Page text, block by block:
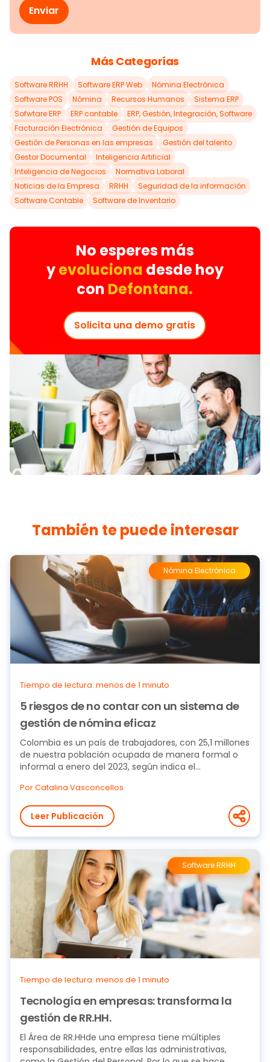
Más Categorías
Software RRHH Software ERP Web
Nómina Electrónica
Software POS
Nómina Recursos Humanos
Sistema ERP
Sofwtare ERP
ERP contable
ERP, Gestión, Integración, Software
Facturación Electrónica
Gestión de Equipos
Gestión de Personas en las empresas
Gestión del talento
Gestor Documental
Inteligencia Artificial
Inteligencia de Negocios
Normativa Laboral
Noticias de la Empresa
RRHH
Seguridad de la información
Software Contable
Software de Inventario
No esperes más
yevoluciona desde hoy
con Defontana.
Solicita una demo gratis
También te puede interesar
Nómina Electrónica
Tiempo de lectura: menos de 1 minuto
5 riesgos de no contar con un sistema de
gestión de nómina eficaz
Colombia es un país de trabajadores, con 25,1 millones
de nuestra población ocupada de manera formal o
informal a enero del 2023, según indica el...
Por Catalina Vasconcellos
Leer Publicación
Software RRHH
Tiempo de lectura: menos de 1 minuto
Tecnología en empresas: transforma la
gestión de RR.HH.
El Área de RR.HHde una empresa tiene múltiples
responsabilidades, entre ellas las administrativas,